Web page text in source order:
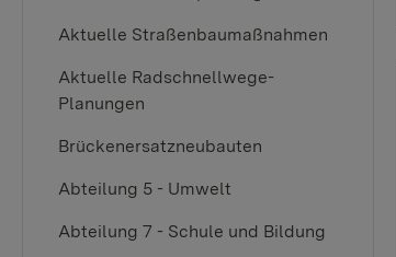
Aktuelle Straßenbaumaßnahmen
Aktuelle Radschnellwege-
Planungen
Brückenersatzneubauten
Abteilung 5 - Umwelt
Abteilung 7 - Schule und Bildung